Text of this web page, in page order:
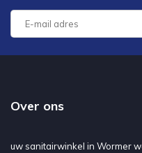
Over ons
uw sanitairwinkel in Wormer